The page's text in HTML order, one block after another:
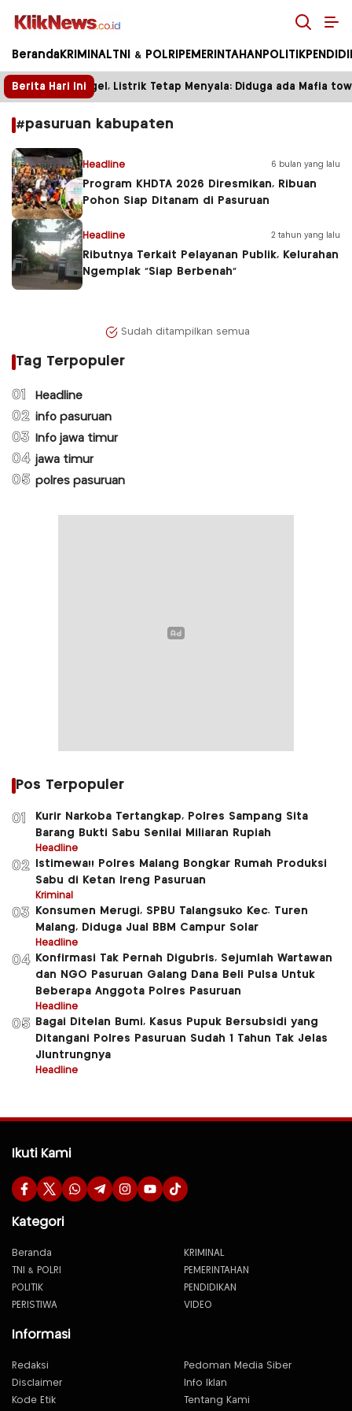
Kliknews.co.id
Beranda KRIMINAL TNI & POLRI PEMERINTAHAN POLITIK
Berita Hari Ini
Tower Disegel, Listrik Tetap Menyala: Diduga ada Mafia
#pasuruan kabupaten
Headline 6 bulan yang lalu
Program KHDTA 2026 Diresmikan, Ribuan
Pohon Siap Ditanam di Pasuruan
Headline 2 tahun yang lalu
Ributnya Terkait Pelayanan Publik, Kelurahan
Ngemplak “Siap Berbenah”
Sudah ditampilkan semua
Tag Terpopuler
01 Headline
02 info pasuruan
03 Info jawa timur
04 jawa timur
05 polres pasuruan
Pos Terpopuler
01
Kurir Narkoba Tertangkap, Polres Sampang Sita
Barang Bukti Sabu Senilai Miliaran Rupiah
Headline
02
Istimewa!! Polres Malang Bongkar Rumah Produksi
Sabu di Ketan Ireng Pasuruan
Kriminal
03
Konsumen Merugi, SPBU Talangsuko Kec. Turen
Malang, Diduga Jual BBM Campur Solar
Headline
04
Konfirmasi Tak Pernah Digubris, Sejumlah Wartawan
dan NGO Pasuruan Galang Dana Beli Pulsa Untuk
Beberapa Anggota Polres Pasuruan
Headline
05
Bagai Ditelan Bumi, Kasus Pupuk Bersubsidi yang
Ditangani Polres Pasuruan Sudah 1 Tahun Tak Jelas
Jluntrungnya
Headline
Ikuti Kami
Kategori
Beranda
KRIMINAL
TNI & POLRI
PEMERINTAHAN
POLITIK
PENDIDIKAN
PERISTIWA
VIDEO
Informasi
Redaksi
Pedoman Media Siber
Disclaimer
Info Iklan
Kode Etik
Tentang Kami